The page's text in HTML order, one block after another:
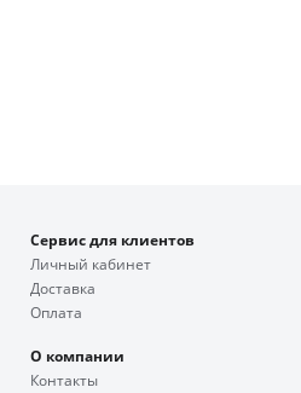
Сервис для клиентов
Личный кабинет
Доставка
Оплата
О компании
Контакты